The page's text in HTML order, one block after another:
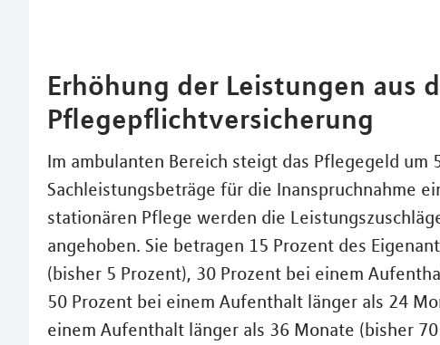
Erhöhung der Leistungen aus
Pflegepflichtversicherung
Im ambulanten Bereich steigt das Pflegegeld um
Sachleistungsbeträge für die Inanspruchnahme
stationären Pflege werden die
angehoben. Sie betragen 15 Prozent des
(bisher 5 Prozent), 30 Prozent bei einem
50 Prozent bei einem Aufenthalt länger als 24
einem Aufenthalt länger als 36 Monate (bisher